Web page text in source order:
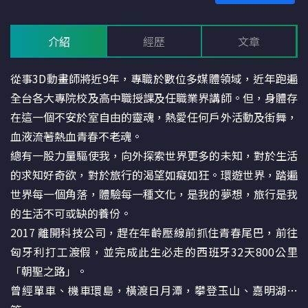
介紹 經歷 文章
從事3D動畫師將近9年，專職於數位多媒體領域，近年跑遍
全台各大專院校及高中職授課及任職業界講師。但，身體存
在這一個不安於室自由的靈魂，熱愛任何戶外活動及街舞，
血液流著熱血青春不老魂。
總有一股力量驅使我，向外探索世界更多的未知，對於生活
的求知好奇欲，對於旅行的渴望如癡如狂。環遊世界，踏遍
世界每一個角落，體驗每一種文化，是我的夢想，旅行是我
的生活不可或缺的養份。
2017 離開科技公司，趕在年齡壓線前抓住青春尾巴，前往
匈牙利打工渡假，並完成此生必走的西班牙32天800公里
「朝聖之路」。
曾經單車、機車環島，橫渡日月潭，攀登玉山、嘉明湖…